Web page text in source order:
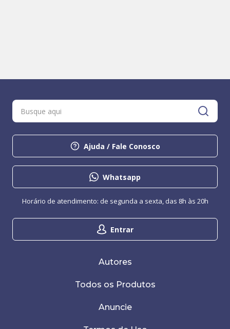
Ajuda / Fale Conosco
Whatsapp
Entrar
Horário de atendimento: de segunda a sexta, das 8h às 20h
Autores
Todos os Produtos
Anuncie